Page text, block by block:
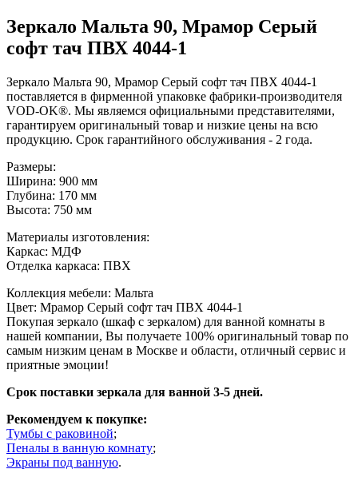
Зеркало Мальта 90, Мрамор Серый
софт тач ПВХ 4044-1
Зеркало Мальта 90, Мрамор Серый софт тач ПВХ 4044-1
поставляется в фирменной упаковке фабрики-производителя
VOD-OK®. Мы являемся официальными представителями,
гарантируем оригинальный товар и низкие цены на всю
продукцию. Срок гарантийного обслуживания - 2 года.
Размеры:
Ширина: 900 мм
Глубина: 170 мм
Высота: 750 мм
Материалы изготовления:
Каркас: МДФ
Отделка каркаса: ПВХ
Коллекция мебели: Мальта
Цвет: Мрамор Серый софт тач ПВХ 4044-1
Покупая зеркало (шкаф с зеркалом) для ванной комнаты в
нашей компании, Вы получаете 100% оригинальный товар по
самым низким ценам в Москве и области, отличный сервис и
приятные эмоции!
Срок поставки зеркала для ванной 3-5 дней.
Рекомендуем к покупке:
Тумбы с раковиной;
Пеналы в ванную комнату;
Экраны под ванную.